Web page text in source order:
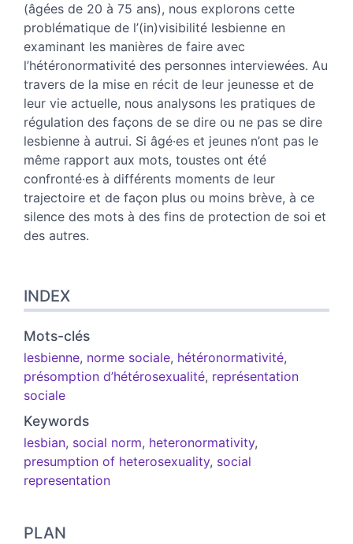
(âgées de 20 à 75 ans), nous explorons cette
problématique de l’(in)visibilité lesbienne en
examinant les manières de faire avec
l’hétéronormativité des personnes interviewées. Au
travers de la mise en récit de leur jeunesse et de
leur vie actuelle, nous analysons les pratiques de
régulation des façons de se dire ou ne pas se dire
lesbienne à autrui. Si âgé·es et jeunes n’ont pas le
même rapport aux mots, toustes ont été
confronté·es à différents moments de leur
trajectoire et de façon plus ou moins brève, à ce
silence des mots à des fins de protection de soi et
des autres.
INDEX
Mots-clés
lesbienne, norme sociale, hétéronormativité,
présomption d’hétérosexualité, représentation
sociale
Keywords
lesbian, social norm, heteronormativity,
presumption of heterosexuality, social
representation
PLAN